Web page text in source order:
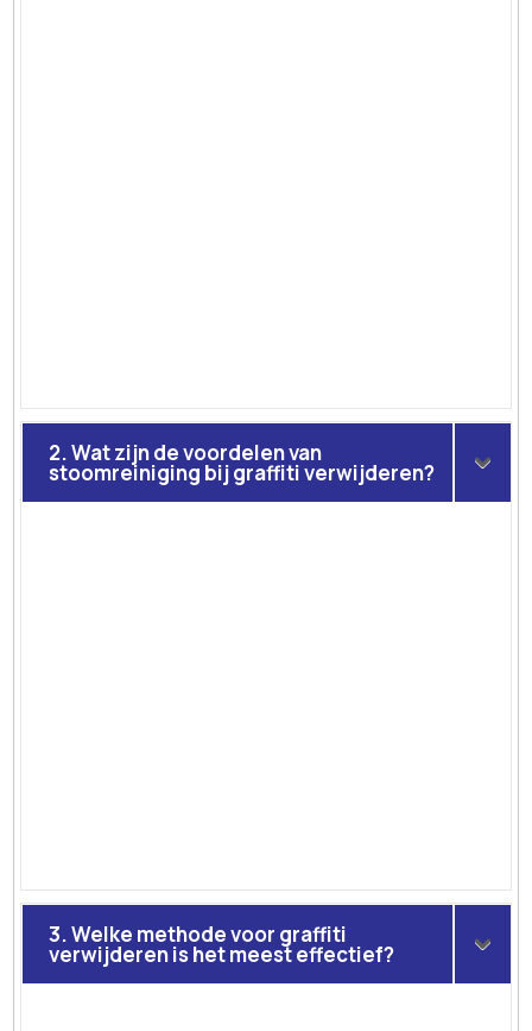
2. Wat zijn de voordelen van
stoomreiniging bij graffiti verwijderen?
3. Welke methode voor graffiti
verwijderen is het meest effectief?